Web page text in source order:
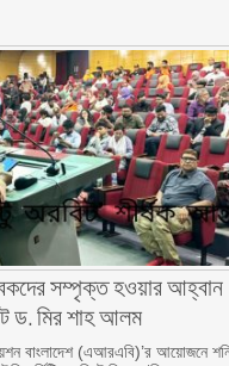
সম্পৃক্ত হওয়ার আহ্বান
ড. মির শাহ আলম
বাংলাদেশ (এআরএবি)’র আয়োজনে